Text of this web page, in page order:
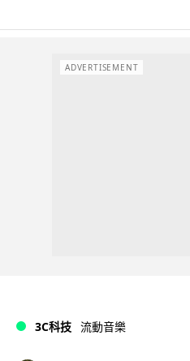
ADVERTISEMENT
3C科技 流動音樂